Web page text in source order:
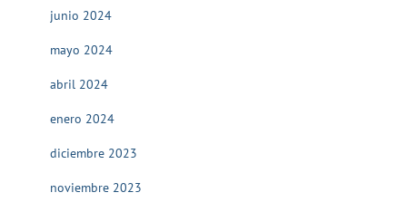
junio 2024
mayo 2024
abril 2024
enero 2024
diciembre 2023
noviembre 2023